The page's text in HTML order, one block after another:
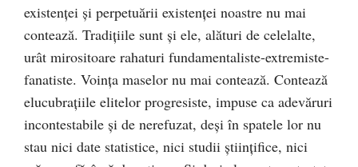
existenţei şi perpetuării existenţei noastre nu mai
contează. Tradiţiile sunt şi ele, alături de celelalte,
urât mirositoare rahaturi fundamentaliste-extremiste-
fanatiste. Voinţa maselor nu mai contează. Contează
elucubraţiile elitelor progresiste, impuse ca adevăruri
incontestabile şi de nerefuzat, deşi în spatele lor nu
stau nici date statistice, nici studii ştiinţifice, nici